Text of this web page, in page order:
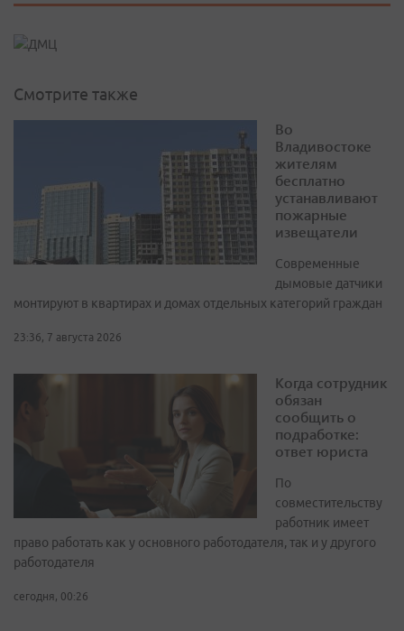
Смотрите также
Во
Владивостоке
жителям
бесплатно
устанавливают
пожарные
извещатели
Современные
дымовые датчики
монтируют в квартирах и домах отдельных категорий граждан
23:36, 7 августа 2026
Когда сотрудник
обязан
сообщить о
подработке:
ответ юриста
По
совместительству
работник имеет
право работать как у основного работодателя, так и у другого
работодателя
сегодня, 00:26